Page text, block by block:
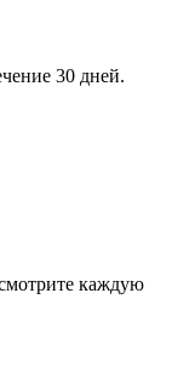
30 дней.
каждую